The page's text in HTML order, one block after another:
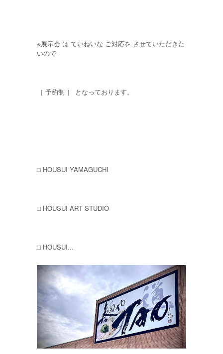
※展示会 は ていねいな ご対応を させていただきた
いので
［ 予約制 ］ となっております。
⬜︎ HOUSUI YAMAGUCHI
⬜︎ HOUSUI ART STUDIO
⬜︎ HOUSUI...